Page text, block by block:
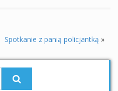
Spotkanie z panią policjantką »